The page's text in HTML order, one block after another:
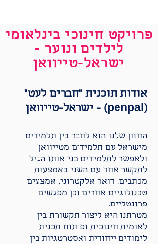
פרויקט חינוכי בינלאומי
לילדים ונוער -
ישראל-טייוואן
אודות תוכנית ״חברים לעט״
(penpal) - ישראל-טייוואן
החזון שלנו הוא לחבר בין תלמידים
מישראל עם תלמידים מטייוואן
ולאפשר לתלמידים בני אותו הגיל
לתקשר אחד עם השני באמצעות
מכתבים, דואר אלקטרוני, אמצעים
טכנולוגיים אחרים וכן מפגשים
פרונטליים.
מטרתנו היא ליצור תקשורת בין
לאומית חינוכית ופיתוח תכנית
לימודים ייחודית ואסטרטגיות בין